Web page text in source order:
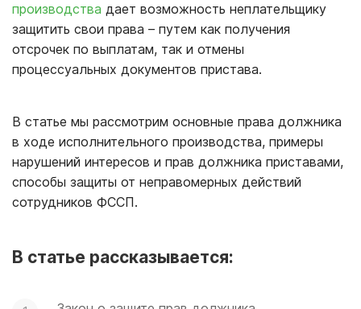
производства дает возможность неплательщику
защитить свои права – путем как получения
отсрочек по выплатам, так и отмены
процессуальных документов пристава.
В статье мы рассмотрим основные права должника
в ходе исполнительного производства, примеры
нарушений интересов и прав должника приставами,
способы защиты от неправомерных действий
сотрудников ФССП.
В статье рассказывается: